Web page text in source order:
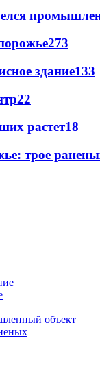
273
здание133
22
растет18
трое
объект